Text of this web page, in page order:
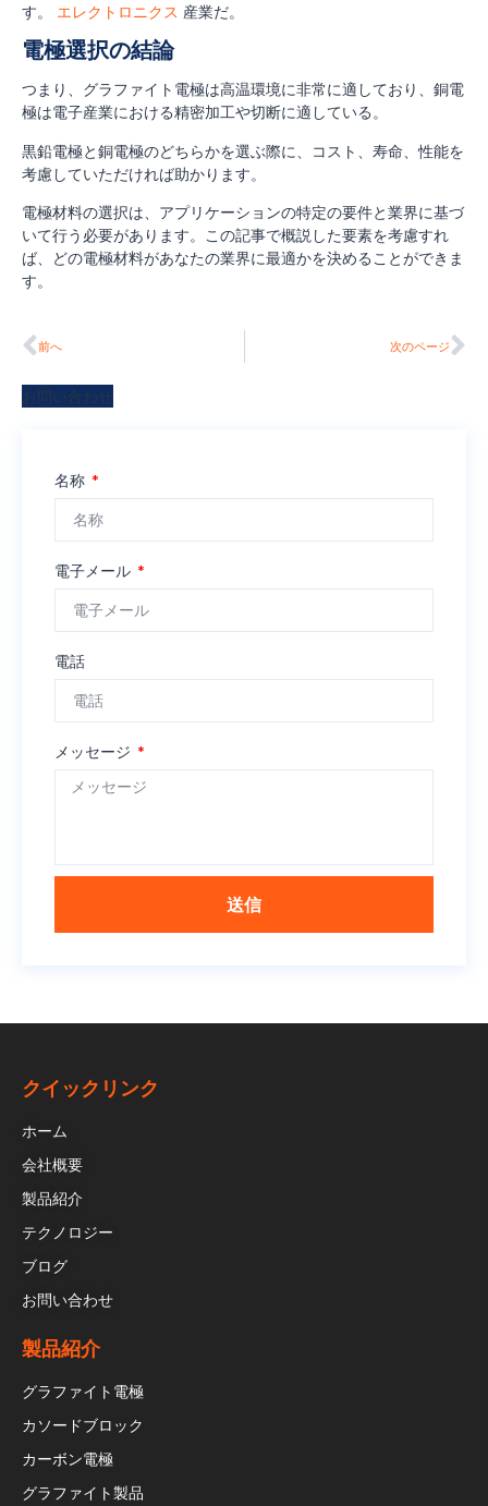
す。 エレクトロニクス 産業だ。
電極選択の結論
つまり、グラファイト電極は高温環境に非常に適しており、銅電
極は電子産業における精密加工や切断に適している。
黒鉛電極と銅電極のどちらかを選ぶ際に、コスト、寿命、性能を
考慮していただければ助かります。
電極材料の選択は、アプリケーションの特定の要件と業界に基づ
いて行う必要があります。この記事で概説した要素を考慮すれ
ば、どの電極材料があなたの業界に最適かを決めることができま
す。
前へ 次のページ
お問い合わせ
名称
電子メール
電話
メッセージ
送信
クイックリンク
ホーム
会社概要
製品紹介
テクノロジー
ブログ
お問い合わせ
製品紹介
グラファイト電極
カソードブロック
カーボン電極
グラファイト製品